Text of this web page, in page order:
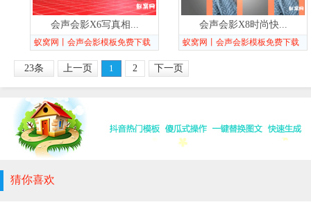
会声会影X6写真相...
蚁窝网丨会声会影模板免费下载
会声会影X8时尚快...
蚁窝网丨会声会影模板免费下载
23条 上一页 1 2 下一页
猜你喜欢